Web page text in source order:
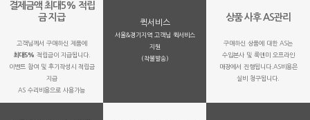
결제금액 최대5% 적립
금 지급
고객님께서 구매하신 제품에
최대5% 적립금이 지급됩니다.
이벤트 참여 및 후기작성시 적립금
지급
AS 수리비용으로 사용가능
퀵서비스
서울&경기지역 고객님 퀵서비스
지원
(착불발송)
상품 사후 AS관리
구매하신 상품에 대한 AS는
수입본사 및 룩앤미 오프라인
매장에서 진행됩니다.AS비용은
실비 청구됩니다.